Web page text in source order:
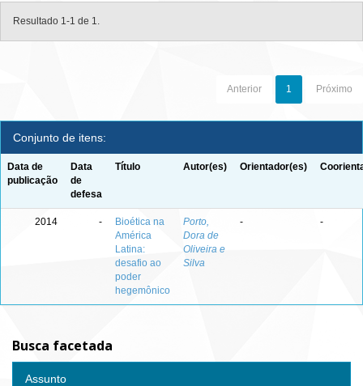
Resultado 1-1 de 1.
Anterior 1 Próximo
Conjunto de itens:
Data de
publicação
Data
de
defesa
Título Autor(es) Orientador(es)
2014 -
Bioética na
América
Latina:
desafio ao
poder
hegemônico
Porto,
Dora de
Oliveira e
Silva
- -
Busca facetada
Assunto